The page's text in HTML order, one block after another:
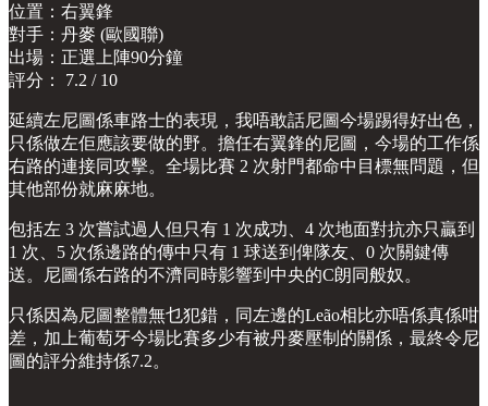
位置：右翼鋒
對手：丹麥 (歐國聯)
出場：正選上陣90分鐘
評分： 7.2 / 10
延續左尼圖係車路士的表現，我唔敢話尼圖今場踢得好出色，
只係做左佢應該要做的野。擔任右翼鋒的尼圖，今場的工作係
右路的連接同攻擊。全場比賽 2 次射門都命中目標無問題，但
其他部份就麻麻地。
包括左 3 次嘗試過人但只有 1 次成功、4 次地面對抗亦只贏到
1 次、5 次係邊路的傳中只有 1 球送到俾隊友、0 次關鍵傳
送。尼圖係右路的不濟同時影響到中央的C朗同般奴。
只係因為尼圖整體無乜犯錯，同左邊的Leão相比亦唔係真係咁
差，加上葡萄牙今場比賽多少有被丹麥壓制的關係，最終令尼
圖的評分維持係7.2。